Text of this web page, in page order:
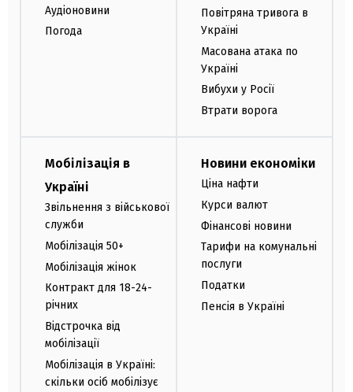
Аудіоновини
Погода
Повітряна тривога в
Україні
Масована атака по
Україні
Вибухи у Росії
Втрати ворога
Мобілізація в
Україні
Звільнення з військової
служби
Мобілізація 50+
Мобілізація жінок
Контракт для 18-24-
річних
Відстрочка від
мобілізації
Мобілізація в Україні:
скільки осіб мобілізує
Новини економіки
Ціна нафти
Курси валют
Фінансові новини
Тарифи на комунальні
послуги
Податки
Пенсія в Україні